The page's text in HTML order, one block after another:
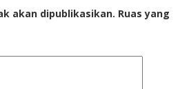
akan dipublikasikan. Ruas yang